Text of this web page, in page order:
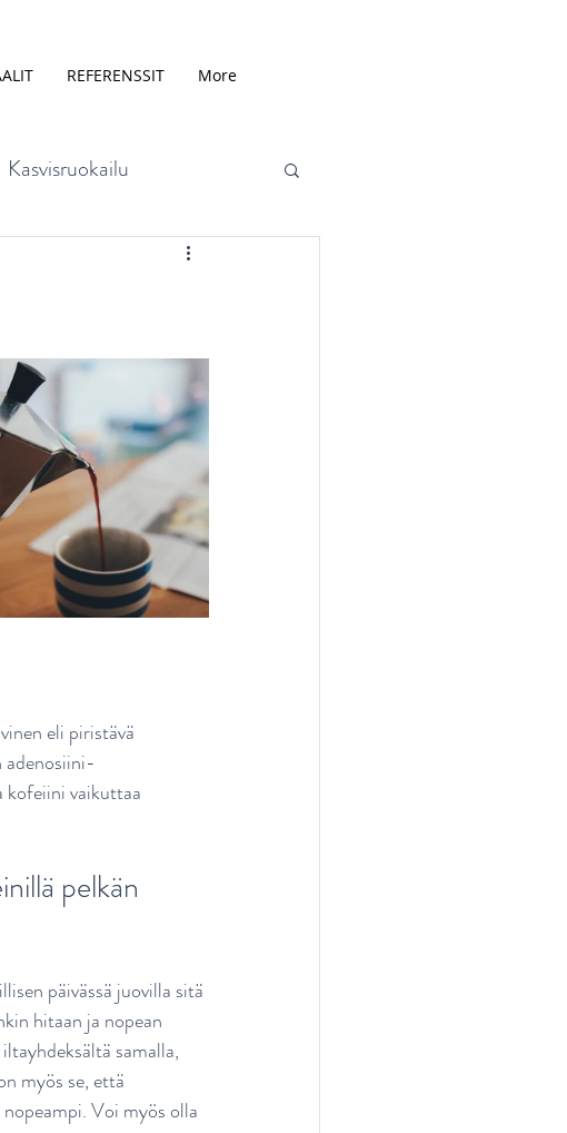
REFERENSSIT More
Kasvisruokailu
Aineenvaihdunta
eli piristävä
adenosiini-
kofeiini vaikuttaa
pelkän
päivässä juovilla sitä
hitaan ja nopean
samalla,
myös se, että
Voi myös olla